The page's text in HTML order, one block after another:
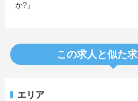
か?」
この求人と似た
エリア